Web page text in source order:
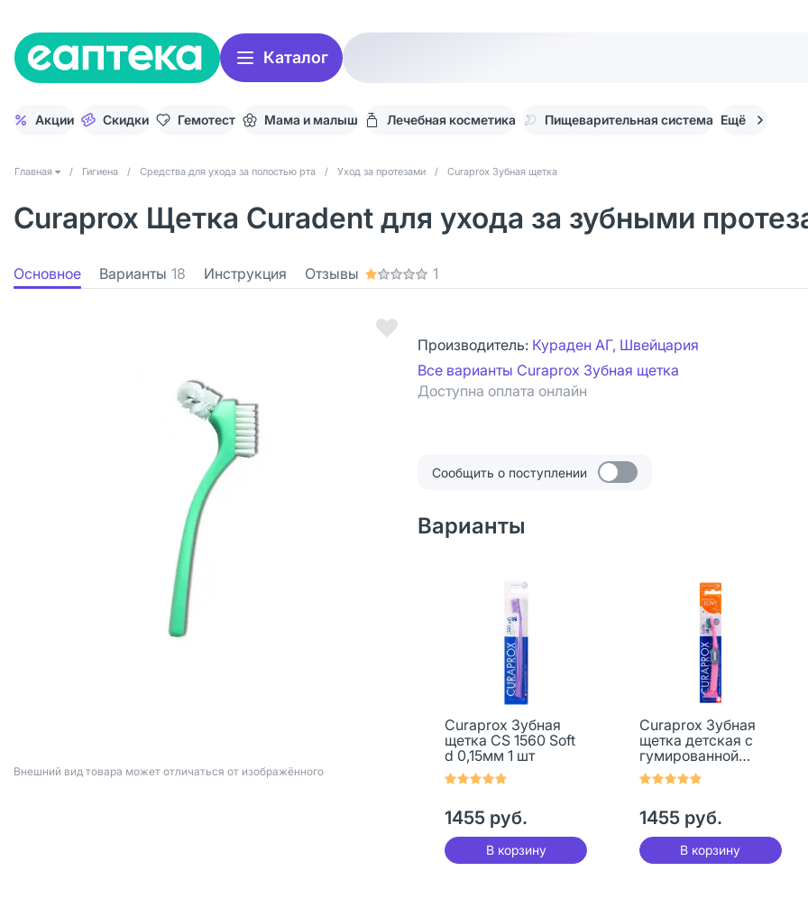
Каталог
Акции Скидки Гемотест Мама и малыш Лечебная косметика Пищеварительная система Ещё
Главная / Гигиена / Средства для ухода за полостью рта / Уход за протезами / Curaprox Зубная щетка
Curaprox Щетка Curadent для ухода за зубными
Основное Варианты 18 Инструкция Отзывы 1
Bнешний вид товара может отличаться от изображённого
Производитель: Кураден АГ, Швейцария
Все варианты Curaprox Зубная щетка
Доступна оплата онлайн
Сообщить о поступлении
Варианты
Curaprox Зубная
щетка CS 1560 Soft
d 0,15мм 1 шт
1455 руб.
В корзину
Curaprox Зубная
щетка детская с
гумированной
ручкой CK 1 шт
1455 руб.
В корзину